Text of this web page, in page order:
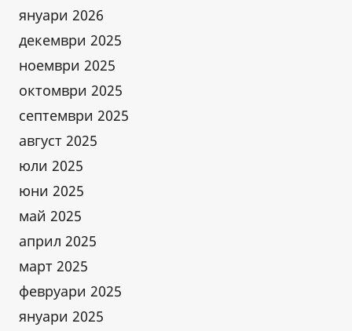
януари 2026
декември 2025
ноември 2025
октомври 2025
септември 2025
август 2025
юли 2025
юни 2025
май 2025
април 2025
март 2025
февруари 2025
януари 2025